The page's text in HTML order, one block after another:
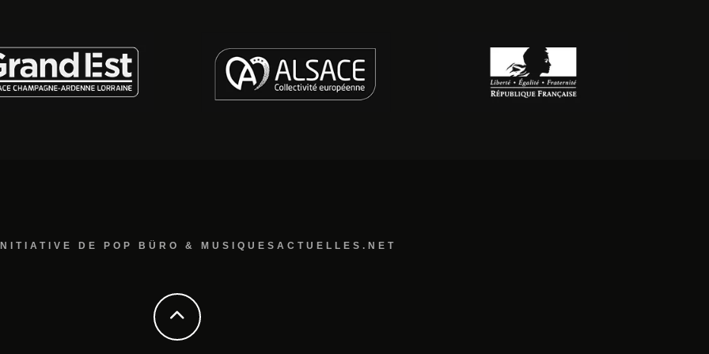
DE POP BÜRO & MUSIQUESACTUELLES.NET